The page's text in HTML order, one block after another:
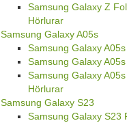
Samsung Galaxy Z
Hörlurar
Samsung Galaxy A05s
Samsung Galaxy
Samsung Galaxy
Samsung Galaxy
Hörlurar
Samsung Galaxy S23
Samsung Galaxy S23